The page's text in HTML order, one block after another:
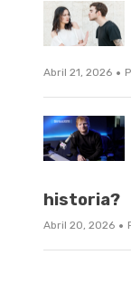
Abril 21, 2026 ·
historia?
Abril 20, 2026 ·